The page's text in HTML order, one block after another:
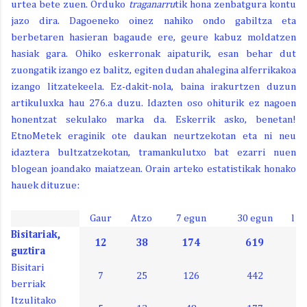
urtea bete zuen. Orduko traganarrutik hona zenbatgura kontu
jazo dira. Dagoeneko oinez nahiko ondo gabiltza eta
berbetaren hasieran bagaude ere, geure kabuz moldatzen
hasiak gara. Ohiko eskerronak aipaturik, esan behar dut
zuongatik izango ez balitz, egiten dudan ahalegina alferrikakoa
izango litzatekeela. Ez-dakit-nola, baina irakurtzen duzun
artikuluxka hau 276.a duzu. Idazten oso ohiturik ez nagoen
honentzat sekulako marka da. Eskerrik asko, benetan!
EtnoMetek eraginik ote daukan neurtzekotan eta ni neu
idaztera bultzatzekotan, tramankulutxo bat ezarri nuen
blogean joandako maiatzean. Orain arteko estatistikak honako
hauek dituzue:
Gaur Atzo 7 egun 30 egun
l
Bisitariak,
guztira
12 38 174 619
Bisitari
berriak
7 25 126 442
Itzulitako